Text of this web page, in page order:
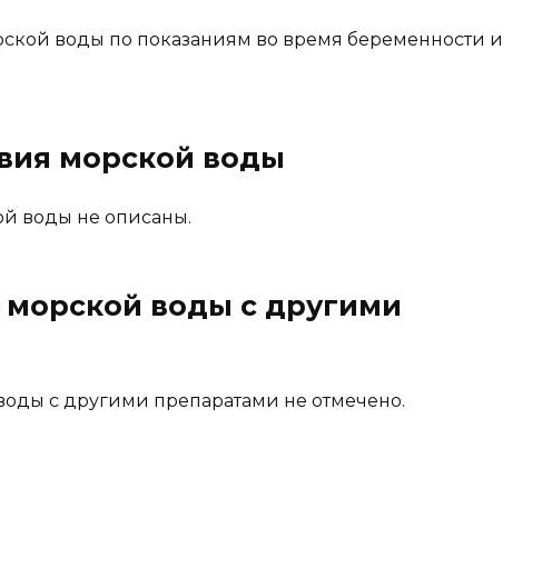
воды по показаниям во время беременности и
морской воды
воды не описаны.
морской воды с другими
с другими препаратами не отмечено.